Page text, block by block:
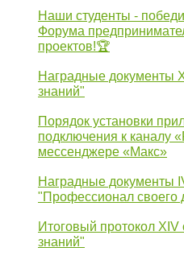
Наши студенты -
Форума
проектов!🏆
Наградные документы
знаний"
Порядок установки
подключения к каналу
мессенджере «Макс»
Наградные документы
"Профессионал своего
Итоговый протокол
знаний"